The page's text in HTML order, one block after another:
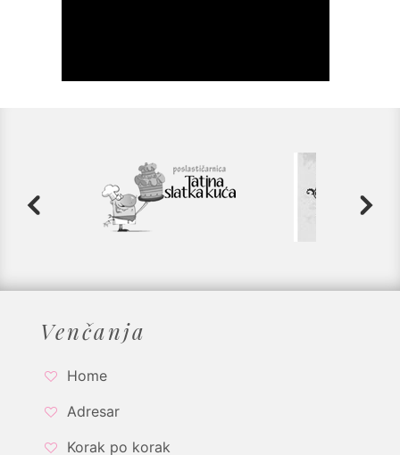
Venčanja
Home
Adresar
Korak po korak